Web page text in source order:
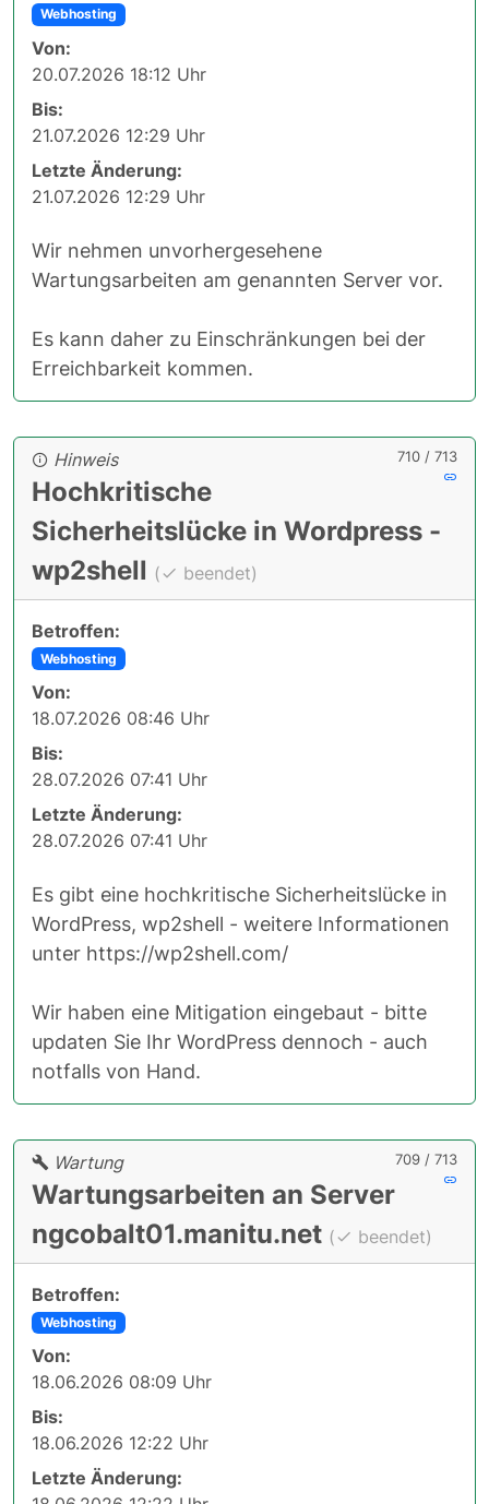
Webhosting
Von:
20.07.2026 18:12 Uhr
Bis:
21.07.2026 12:29 Uhr
Letzte Änderung:
21.07.2026 12:29 Uhr
Wir nehmen unvorhergesehene
Wartungsarbeiten am genannten Server vor.
Es kann daher zu Einschränkungen bei der
Erreichbarkeit kommen.
710 / 713
Hinweis
Hochkritische
Sicherheitslücke in Wordpress -
wp2shell ( beendet)
Betroffen:
Webhosting
Von:
18.07.2026 08:46 Uhr
Bis:
28.07.2026 07:41 Uhr
Letzte Änderung:
28.07.2026 07:41 Uhr
Es gibt eine hochkritische Sicherheitslücke in
WordPress, wp2shell - weitere Informationen
unter https://wp2shell.com/
Wir haben eine Mitigation eingebaut - bitte
updaten Sie Ihr WordPress dennoch - auch
notfalls von Hand.
709 / 713
Wartung
Wartungsarbeiten an Server
ngcobalt01.manitu.net ( beendet)
Betroffen:
Webhosting
Von:
18.06.2026 08:09 Uhr
Bis:
18.06.2026 12:22 Uhr
Letzte Änderung: